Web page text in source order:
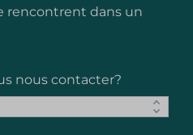
rencontrent dans un
nous contacter?